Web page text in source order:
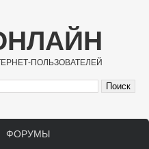
ПОЛЬЗОВАТЕЛЕЙ
ФОРУМЫ